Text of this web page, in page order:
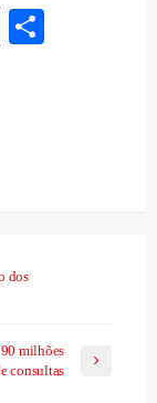
Snapchat
dos
90 milhões
consultas